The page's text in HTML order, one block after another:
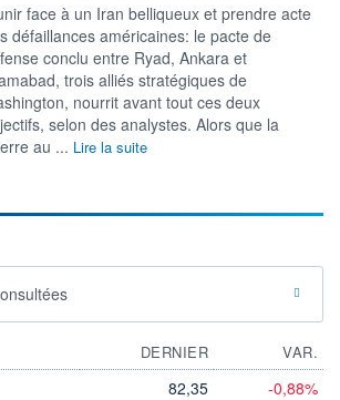
face à un Iran belliqueux et prendre acte
défaillances américaines: le pacte de
conclu entre Ryad, Ankara et
trois alliés stratégiques de
nourrit avant tout ces deux
selon des analystes. Alors que la
au ... Lire la suite
DERNIER
VAR.
82,35 -0,88%